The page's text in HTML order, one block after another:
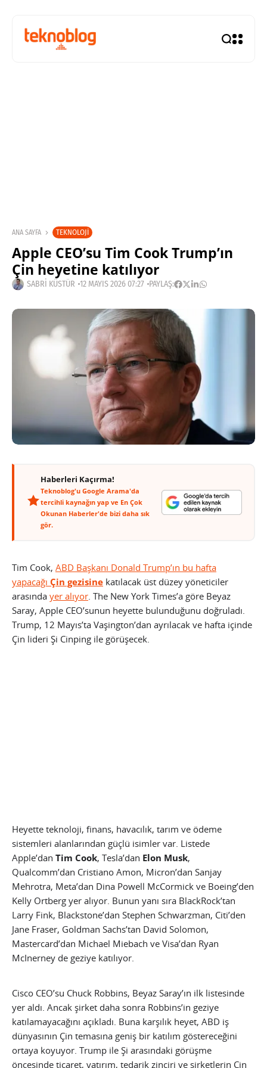
ANA SAYFA TEKNOLOJI
Apple CEO’su Tim Cook Trump’ın
Çin heyetine katılıyor
SABRI KÜSTÜR 12 MAYIS 2026 07:27 PAYLAŞ:
Haberleri Kaçırma!
Teknoblog'u Google Arama'da
tercihli kaynağın yap ve En Çok
Okunan Haberler'de bizi daha sık
gör.
Tim Cook, ABD Başkanı Donald Trump’ın bu hafta
yapacağı Çin gezisine katılacak üst düzey yöneticiler
arasında yer alıyor. The New York Times’a göre Beyaz
Saray, Apple CEO’sunun heyette bulunduğunu doğruladı.
Trump, 12 Mayıs’ta Vaşington’dan ayrılacak ve hafta içinde
Çin lideri Şi Cinping ile görüşecek.
Heyette teknoloji, finans, havacılık, tarım ve ödeme
sistemleri alanlarından güçlü isimler var. Listede
Apple’dan Tim Cook, Tesla’dan Elon Musk,
Qualcomm’dan Cristiano Amon, Micron’dan Sanjay
Mehrotra, Meta’dan Dina Powell McCormick ve Boeing’den
Kelly Ortberg yer alıyor. Bunun yanı sıra BlackRock’tan
Larry Fink, Blackstone’dan Stephen Schwarzman, Citi’den
Jane Fraser, Goldman Sachs’tan David Solomon,
Mastercard’dan Michael Miebach ve Visa’dan Ryan
McInerney de geziye katılıyor.
Cisco CEO’su Chuck Robbins, Beyaz Saray’ın ilk listesinde
yer aldı. Ancak şirket daha sonra Robbins’in geziye
katılamayacağını açıkladı. Buna karşılık heyet, ABD iş
dünyasının Çin temasına geniş bir katılım göstereceğini
ortaya koyuyor. Trump ile Şi arasındaki görüşme
öncesinde ticaret, yatırım, tedarik zinciri ve şirketlerin Çin